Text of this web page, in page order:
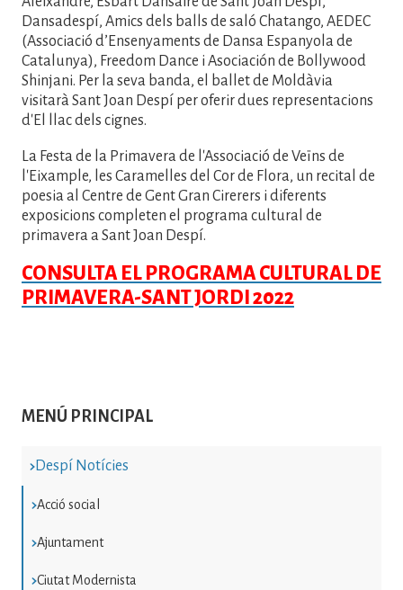
MENÚ PRINCIPAL
Despí Notícies
Acció social
Ajuntament
Ciutat Modernista
Dansadespí, Amics dels balls de saló Chatango, AEDEC
(Associació d’Ensenyaments de Dansa Espanyola de
Catalunya), Freedom Dance i Asociación de Bollywood
Shinjani. Per la seva banda, el ballet de Moldàvia
visitarà Sant Joan Despí per oferir dues representacions
d'El llac dels cignes.
La Festa de la Primavera de l'Associació de Veïns de
l'Eixample, les Caramelles del Cor de Flora, un recital de
poesia al Centre de Gent Gran Cirerers i diferents
exposicions completen el programa cultural de
primavera a Sant Joan Despí.
CONSULTA EL PROGRAMA CULTURAL DE
PRIMAVERA-SANT JORDI 2022